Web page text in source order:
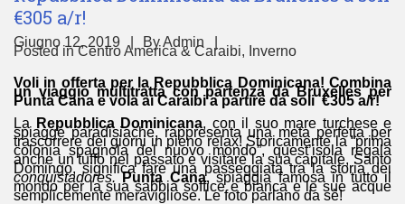
€305 a/r!
Giugno 12, 2019 ByAdmin
Posted inCentro America & Caraibi, Inverno
Voli in offerta per la Repubblica Dominicana! Combina
un viaggio multitratta con partenza da Bruxelles per
Punta Cana e vola ai Caraibi a partire da soli €305 a/r!
La Repubblica Dominicana, con il suo mare turchese e
spiagge paradisiache, rappresenta una meta perfetta per
trascorrere dei giorni in pieno relax! Storicamente la “prima
colonia spagnola del nuovo mondo”, quest’isola regala
anche un tuffo nel passato e visitare la sua capitale, Santo
Domingo, significa fare una passeggiata tra la storia dei
conquistadores.Punta Cana, spiaggia famosa in tutto il
mondo per la sua sabbia soffice e bianca e le sue acque
semplicemente meravigliose. Le foto parlano da sè!